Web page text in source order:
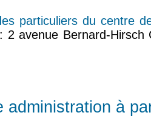
particuliers du centre
: 2 avenue Bernard-Hirsch
administration à